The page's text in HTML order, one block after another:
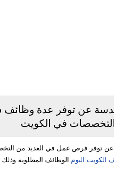
عن توفر عدة
في الكويت
عن توفر فرص عمل في العديد من
الكويت اليوم الوظائف المطلوبة